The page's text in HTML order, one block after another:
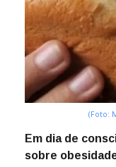
(Foto:
Em dia de
sobre